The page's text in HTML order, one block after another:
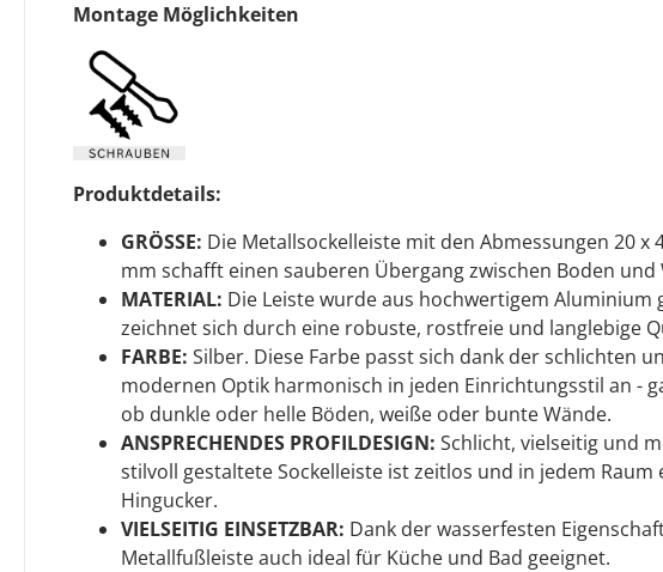
Montage Möglichkeiten
Produktdetails:
GRÖSSE: Die Metallsockelleiste mit den Abmessungen 20 x
mm schafft einen sauberen Übergang zwischen Boden und
MATERIAL: Die Leiste wurde aus hochwertigem Aluminium
zeichnet sich durch eine robuste, rostfreie und langlebige
FARBE: Silber. Diese Farbe passt sich dank der schlichten
modernen Optik harmonisch in jeden Einrichtungsstil an -
ob dunkle oder helle Böden, weiße oder bunte Wände.
ANSPRECHENDES PROFILDESIGN: Schlicht, vielseitig und
stilvoll gestaltete Sockelleiste ist zeitlos und in jedem Raum
Hingucker.
VIELSEITIG EINSETZBAR: Dank der wasserfesten
Metallfußleiste auch ideal für Küche und Bad geeignet.